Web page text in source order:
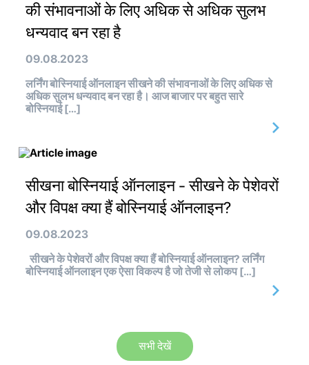
की संभावनाओं के लिए अधिक से अधिक सुलभ
धन्यवाद बन रहा है
09.08.2023
लर्निंग बोस्नियाई ऑनलाइन सीखने की संभावनाओं के लिए अधिक से
अधिक सुलभ धन्यवाद बन रहा है। आज बाजार पर बहुत सारे
बोस्नियाई […]
सीखना बोस्नियाई ऑनलाइन - सीखने के पेशेवरों
और विपक्ष क्या हैं बोस्नियाई ऑनलाइन?
09.08.2023
सीखने के पेशेवरों और विपक्ष क्या हैं बोस्नियाई ऑनलाइन? लर्निंग
बोस्नियाई ऑनलाइन एक ऐसा विकल्प है जो तेजी से लोकप […]
सभी देखें